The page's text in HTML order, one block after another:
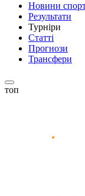
Новини
Результати
Турніри
Статті
Прогнози
Трансфери
топ